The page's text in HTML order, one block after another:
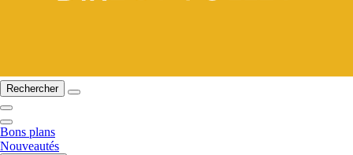
Rechercher
Bons plans
Nouveautés